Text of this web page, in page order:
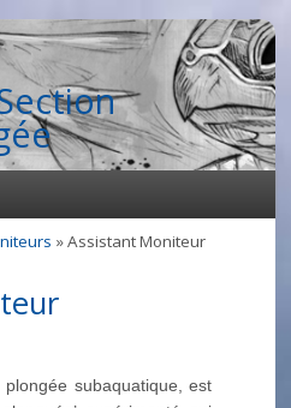
» Assistant Moniteur
subaquatique, est